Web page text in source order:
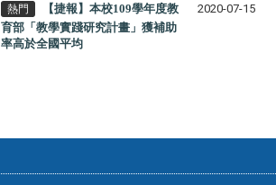
熱門
【捷報】本校109學年度教
育部「教學實踐研究計畫」獲補助
率高於全國平均
2020-07-15